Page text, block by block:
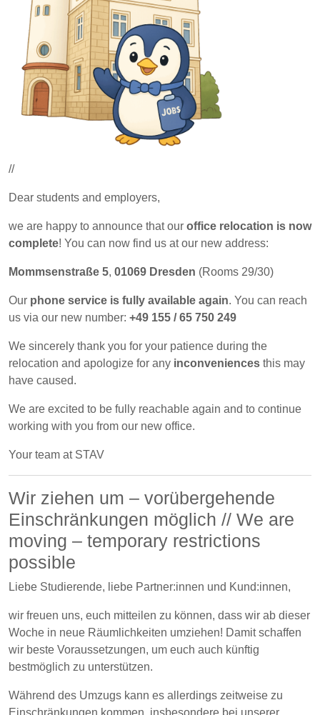
//
Dear students and employers,
we are happy to announce that our office relocation is now
complete! You can now find us at our new address:
Mommsenstraße 5, 01069 Dresden (Rooms 29/30)
Our phone service is fully available again. You can reach
us via our new number: +49 155 / 65 750 249
We sincerely thank you for your patience during the
relocation and apologize for any inconveniences this may
have caused.
We are excited to be fully reachable again and to continue
working with you from our new office.
Your team at STAV
Wir ziehen um – vorübergehende
Einschränkungen möglich // We are
moving – temporary restrictions
possible
Liebe Studierende, liebe Partner:innen und Kund:innen,
wir freuen uns, euch mitteilen zu können, dass wir ab dieser
Woche in neue Räumlichkeiten umziehen! Damit schaffen
wir beste Voraussetzungen, um euch auch künftig
bestmöglich zu unterstützen.
Während des Umzugs kann es allerdings zeitweise zu